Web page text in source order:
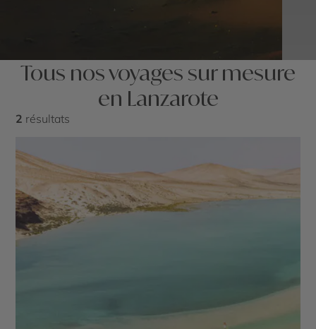
Tous nos voyages sur mesure
en Lanzarote
2 résultats